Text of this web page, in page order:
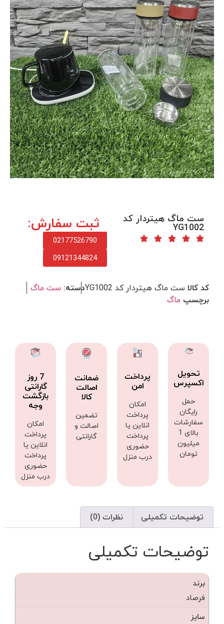
ست ماگ هیتردار کد
YG1002 ثبت سفارش:
02177526790
09121344824
کد کالا ست ماگ هیتردار کد YG1002 دسته: ست ماگ
برچسپ ماگ
تحویل
اکسپرس
حمل
رایگان
سفارشات
بالای 1
میلیون
تومان
پرداخت
امن
امکان
پرداخت
انلاین یا
پرداخت
حضوری
درب منزل
ضمانت
اصالت
کالا
تضمین
اصالت و
گارانتی
7 روز
گارانتی
بازگشت
وجه
امکان
پرداخت
انلاین یا
پرداخت
حضوری
درب منزل
توضیحات تکمیلی نظرات (0)
توضیحات تکمیلی
برند
فرصاد
سایز